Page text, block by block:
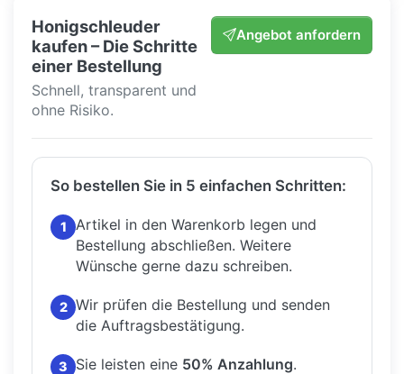
Honigschleuder
kaufen – Die Schritte
einer Bestellung
Schnell, transparent und
ohne Risiko.
Angebot anfordern
So bestellen Sie in 5 einfachen Schritten:
1
Artikel in den Warenkorb legen und
Bestellung abschließen. Weitere
Wünsche gerne dazu schreiben.
2 Wir prüfen die Bestellung und senden
die Auftragsbestätigung.
3 Sie leisten eine 50% Anzahlung.